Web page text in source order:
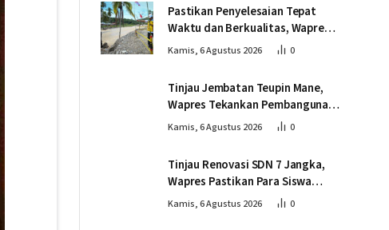
Pastikan Penyelesaian Tepat
Waktu dan Berkualitas, Wapres
Tinjau Pembangunan Jembatan
Kamis, 6 Agustus 2026 0
Tinjau Jembatan Teupin Mane,
Wapres Tekankan Pembangunan
Infrastruktur Berjalan Tepat
Kamis, 6 Agustus 2026 0
Tinjau Renovasi SDN 7 Jangka,
Wapres Pastikan Para Siswa
Kembali Belajar dengan Layak
Kamis, 6 Agustus 2026 0